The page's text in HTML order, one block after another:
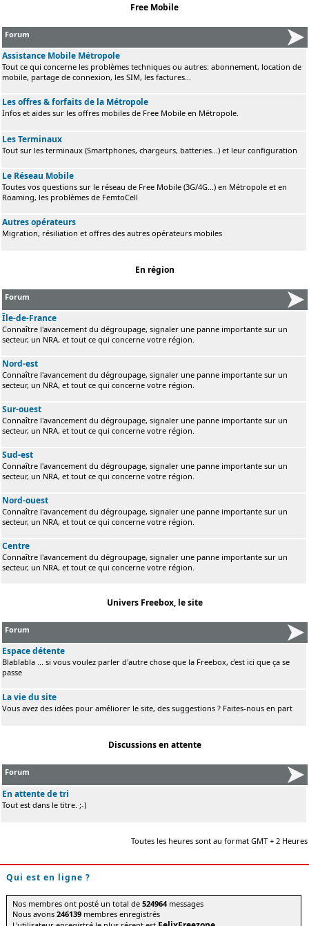
Free Mobile
Forum
Assistance Mobile Métropole
Tout ce qui concerne les problèmes techniques ou autres: abonnement, location de
mobile, partage de connexion, les SIM, les factures...
Les offres & forfaits de la Métropole
Infos et aides sur les offres mobiles de Free Mobile en Métropole.
Les Terminaux
Tout sur les terminaux (Smartphones, chargeurs, batteries...) et leur configuration
Le Réseau Mobile
Toutes vos questions sur le réseau de Free Mobile (3G/4G...) en Métropole et en
Roaming, les problèmes de FemtoCell
Autres opérateurs
Migration, résiliation et offres des autres opérateurs mobiles
En région
Forum
Île-de-France
Connaître l'avancement du dégroupage, signaler une panne importante sur un
secteur, un NRA, et tout ce qui concerne votre région.
Nord-est
Connaître l'avancement du dégroupage, signaler une panne importante sur un
secteur, un NRA, et tout ce qui concerne votre région.
Sur-ouest
Connaître l'avancement du dégroupage, signaler une panne importante sur un
secteur, un NRA, et tout ce qui concerne votre région.
Sud-est
Connaître l'avancement du dégroupage, signaler une panne importante sur un
secteur, un NRA, et tout ce qui concerne votre région.
Nord-ouest
Connaître l'avancement du dégroupage, signaler une panne importante sur un
secteur, un NRA, et tout ce qui concerne votre région.
Centre
Connaître l'avancement du dégroupage, signaler une panne importante sur un
secteur, un NRA, et tout ce qui concerne votre région.
Univers Freebox, le site
Forum
Espace détente
Blablabla ... si vous voulez parler d'autre chose que la Freebox, c'est ici que ça se
passe
La vie du site
Vous avez des idées pour améliorer le site, des suggestions ? Faites-nous en part
Discussions en attente
Forum
En attente de tri
Tout est dans le titre. ;-)
Toutes les heures sont au format GMT + 2 Heures
Qui est en ligne ?
Nos membres ont posté un total de524964messages
Nous avons246139 membres enregistrés